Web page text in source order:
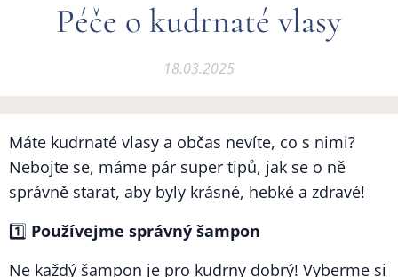
Péče o kudrnaté vlasy
18.03.2025
Máte kudrnaté vlasy a občas nevíte, co s nimi?
Nebojte se, máme pár super tipů, jak se o ně
správně starat, aby byly krásné, hebké a zdravé!
1️⃣ Používejme správný šampon
Ne každý šampon je pro kudrny dobrý! Vyberme si